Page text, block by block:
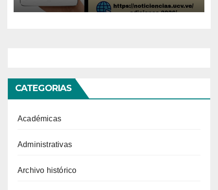
CATEGORIAS
Académicas
Administrativas
Archivo histórico